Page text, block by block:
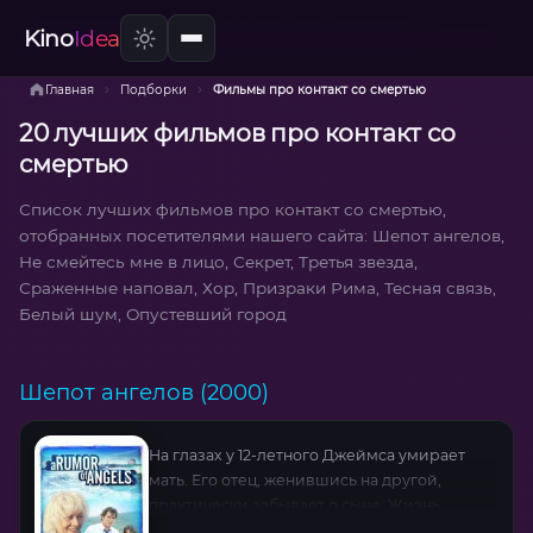
KinoIdea
Главная › Подборки › Фильмы про контакт со смертью
20 лучших фильмов про контакт со
смертью
Список лучших фильмов про контакт со смертью,
отобранных посетителями нашего сайта: Шепот ангелов,
Не смейтесь мне в лицо, Секрет, Третья звезда,
Сраженные наповал, Хор, Призраки Рима, Тесная связь,
Белый шум, Опустевший город
Шепот ангелов (2000)
На глазах у 12-летного Джеймса умирает
мать. Его отец, женившись на другой,